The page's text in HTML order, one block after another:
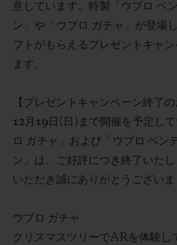
意しています。 特製「ウブロ ベ
ン」や「ウブロ ガチャ」が登場し
フトがもらえるプレゼントキャン
ます。
【 プレゼントキャンペーン終了の
12月 19 日 ( 日 ) まで開催を予定し
ロ ガチャ」および「ウブロ ベン
ン」は、ご好評につき終了いた
いただき誠にありがとうございま
ウブロ ガチャ
クリスマスツリーでARを体験し